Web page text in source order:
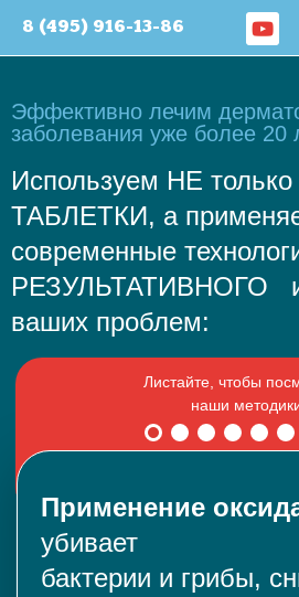
8 (495) 916-13-86
Эффективно лечим
заболевания уже более 20
Используем НЕ
ТАБЛЕТКИ, а
современные
РЕЗУЛЬТАТИВНОГО
ваших проблем:
Применение
убивает
бактерии и грибы,